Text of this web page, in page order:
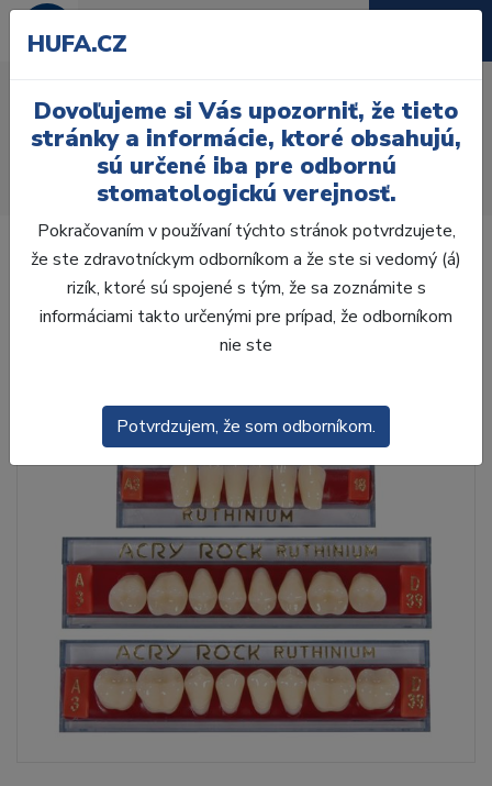
D44, C3
Zuby
AcryRock
AcryRock 1x28 S17-I41-D44, C3
HUFA.CZ
Dovoľujeme si Vás upozorniť, že tieto
stránky a informácie, ktoré obsahujú,
sú určené iba pre odbornú
stomatologickú verejnosť.
Pokračovaním v používaní týchto stránok potvrdzujete,
že ste zdravotníckym odborníkom a že ste si vedomý (á)
rizík, ktoré sú spojené s tým, že sa zoznámite s
informáciami takto určenými pre prípad, že odborníkom
nie ste
Potvrdzujem, že som odborníkom.